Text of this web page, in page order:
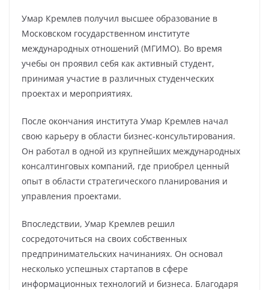
Умар Кремлев получил высшее образование в
Московском государственном институте
международных отношений (МГИМО). Во время
учебы он проявил себя как активный студент,
принимая участие в различных студенческих
проектах и мероприятиях.
После окончания института Умар Кремлев начал
свою карьеру в области бизнес-консультирования.
Он работал в одной из крупнейших международных
консалтинговых компаний, где приобрел ценный
опыт в области стратегического планирования и
управления проектами.
Впоследствии, Умар Кремлев решил
сосредоточиться на своих собственных
предпринимательских начинаниях. Он основал
несколько успешных стартапов в сфере
информационных технологий и бизнеса. Благодаря